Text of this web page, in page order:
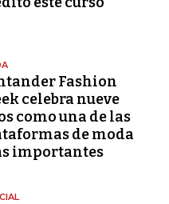
Fashion
celebra nueve
como una de las
de moda
importantes